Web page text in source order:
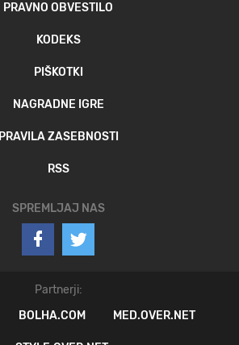
PRAVNO OBVESTILO
KODEKS
PIŠKOTKI
NAGRADNE IGRE
PRAVILA ZASEBNOSTI
RSS
SPREMLJAJ NAS
Partnerji:
BOLHA.COM MED.OVER.NET